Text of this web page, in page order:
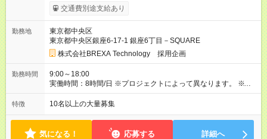
族、赴任等）が支給されます。 ★スキル・経験年数・年齢等も
考慮し、話し合いの上で決定します。 【試用期間】試用期間あ
す。
交通費別途支給あり
勤務地
東京都中央区
東京都中央区銀座6-17-1 銀座6丁目－SQUARE
株式会社BREXA Technology 採用企画
勤務時間
9:00～18:00
実働時間：8時間/日 ※プロジェクトによって異なります。 ※サ
ービス残業はございません。残業代1分単位で支給。
特徴 10名以上の大量募集
気になる！ 応募する 詳細へ